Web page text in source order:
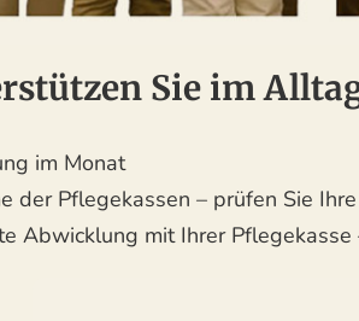
Sie im
im Monat
der Pflegekassen – prüfen Sie
Abwicklung mit Ihrer